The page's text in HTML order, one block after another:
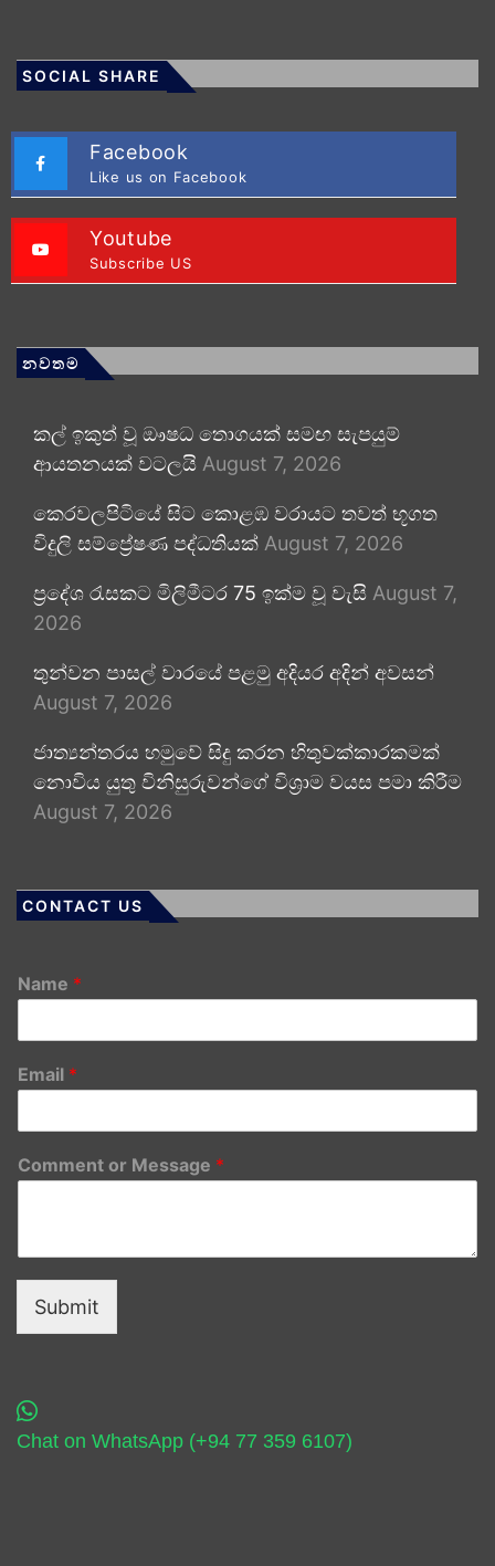
SOCIAL SHARE
Facebook
Like us on Facebook
Youtube
Subscribe US
නවතම
කල් ඉකුත් වූ ඖෂධ තොගයක් සමඟ සැපයුම්
ආයතනයක් වටලයි August 7, 2026
කෙරවලපිටියේ සිට කොළඹ වරායට තවත් භූගත
විදුලි සම්ප්‍රේෂණ පද්ධතියක් August 7, 2026
ප්‍රදේශ රැසකට මිලිමීටර 75 ඉක්ම වූ වැසි August 7,
2026
තුන්වන පාසල් වාරයේ පළමු අදියර අදින් අවසන්
August 7, 2026
ජාත්‍යන්තරය හමුවේ සිදු කරන හිතුවක්කාරකමක්
නොවිය යුතු විනිසුරුවන්ගේ විශ්‍රාම වයස පමා කිරීම
August 7, 2026
CONTACT US
Name *
Email *
Comment or Message *
Submit
Chat on WhatsApp (+94 77 359 6107)